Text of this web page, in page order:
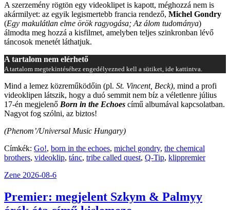
A szerzemény rögtön egy videoklipet is kapott, méghozzá nem is
akármilyet: az egyik legismertebb francia rendező, Michel Gondry
(Egy makulátlan elme örök ragyogása; Az álom tudománya)
álmodta meg hozzá a kisfilmet, amelyben teljes szinkronban lévő
táncosok menetét láthatjuk.
A tartalom nem elérhető
A tartalom megtekintéséhez engedélyezned kell a sütiket, ide kattintva.
Mind a lemez közreműködőin (pl. St. Vincent, Beck), mind a profi
videoklipen látszik, hogy a duó semmit nem bíz a véletlenre július
17-én megjelenő Born in the Echoes című albumával kapcsolatban.
Nagyot fog szólni, az biztos!
(Phenom’/Universal Music Hungary)
Címkék: Go!, born in the echoes, michel gondry, the chemical
brothers, videoklip, tánc, tribe called quest, Q-Tip, klippremier
Zene 2026-08-6
Premier: megjelent Szkym & Palmyy